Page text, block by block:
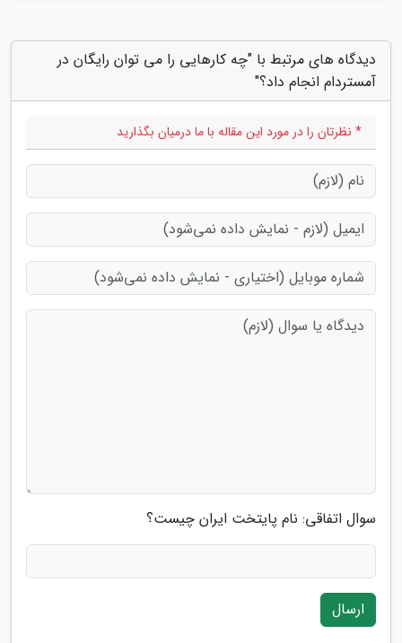
دیدگاه های مرتبط با "چه کارهایی را می توان رایگان در
آمستردام انجام داد؟"
* نظرتان را در مورد این مقاله با ما درمیان بگذارید
سوال اتفاقی: نام پایتخت ایران چیست؟
ارسال